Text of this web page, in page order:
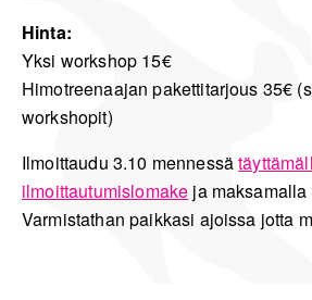
Hinta:
Yksi workshop 15€
Himotreenaajan pakettitarjous 35€
workshopit)
Ilmoittaudu 3.10 mennessä
ilmoittautumislomake ja
Varmistathan paikkasi ajoissa jotta